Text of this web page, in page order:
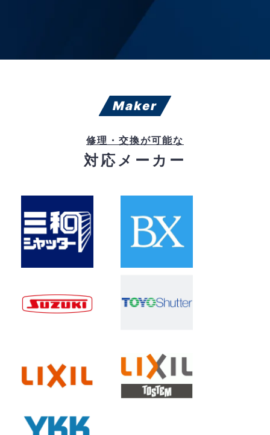
Maker
修理・交換が可能な
対応メーカー